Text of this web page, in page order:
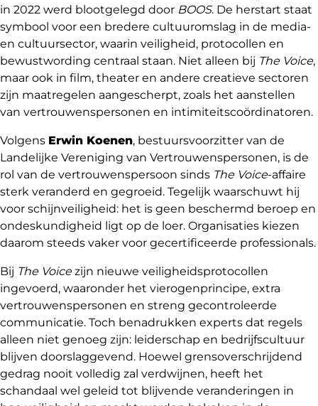
in 2022 werd blootgelegd door BOOS. De herstart staat
symbool voor een bredere cultuuromslag in de media-
en cultuursector, waarin veiligheid, protocollen en
bewustwording centraal staan. Niet alleen bij The Voice,
maar ook in film, theater en andere creatieve sectoren
zijn maatregelen aangescherpt, zoals het aanstellen
van vertrouwenspersonen en intimiteitscoördinatoren.
Volgens Erwin Koenen, bestuursvoorzitter van de
Landelijke Vereniging van Vertrouwenspersonen, is de
rol van de vertrouwenspersoon sinds The Voice-affaire
sterk veranderd en gegroeid. Tegelijk waarschuwt hij
voor schijnveiligheid: het is geen beschermd beroep en
ondeskundigheid ligt op de loer. Organisaties kiezen
daarom steeds vaker voor gecertificeerde professionals.
Bij The Voicezijn nieuwe veiligheidsprotocollen
ingevoerd, waaronder het vierogenprincipe, extra
vertrouwenspersonen en streng gecontroleerde
communicatie. Toch benadrukken experts dat regels
alleen niet genoeg zijn: leiderschap en bedrijfscultuur
blijven doorslaggevend. Hoewel grensoverschrijdend
gedrag nooit volledig zal verdwijnen, heeft het
schandaal wel geleid tot blijvende veranderingen in